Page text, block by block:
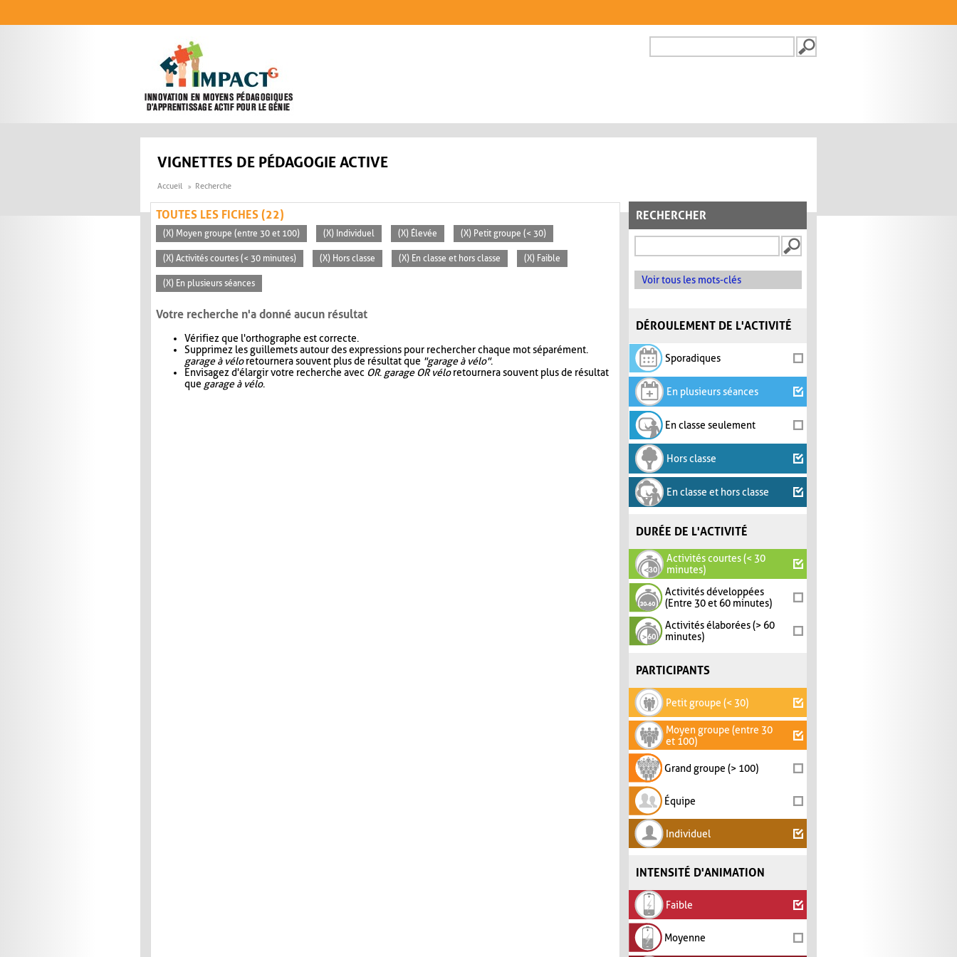
FORMULAIRE DE
VIGNETTES DE PÉDAGOGIE ACTIVE
Accueil Recherche
RECHERCHER
Voir tous les mots-clés
DÉROULEMENT DE L'ACTIVITÉ
Sporadiques
En plusieurs séances
En classe seulement
Hors classe
En classe et hors classe
DURÉE DE L'ACTIVITÉ
Activités courtes (< 30
minutes)
Activités développées
(Entre 30 et 60 minutes)
Activités élaborées (> 60
minutes)
PARTICIPANTS
Petit groupe (< 30)
Moyen groupe (entre 30
et 100)
Grand groupe (> 100)
Équipe
Individuel
INTENSITÉ D'ANIMATION
Faible
Moyenne
TOUTES LES FICHES (22)
(X) Moyen groupe (entre 30 et 100) (X) Individuel (X) Élevée (X) Petit groupe (< 30)
(X) Activités courtes (< 30 minutes) (X) Hors classe (X) En classe et hors classe (X) Faible
(X) En plusieurs séances
Votre recherche n'a donné aucun résultat
Vérifiez que l'orthographe est correcte.
Supprimez les guillemets autour des expressions pour rechercher chaque mot séparément.
garage à véloretournera souvent plus de résultat que "garage à vélo".
Envisagez d'élargir votre recherche avec OR. garage OR véloretournera souvent plus de résultat
que garage à vélo.